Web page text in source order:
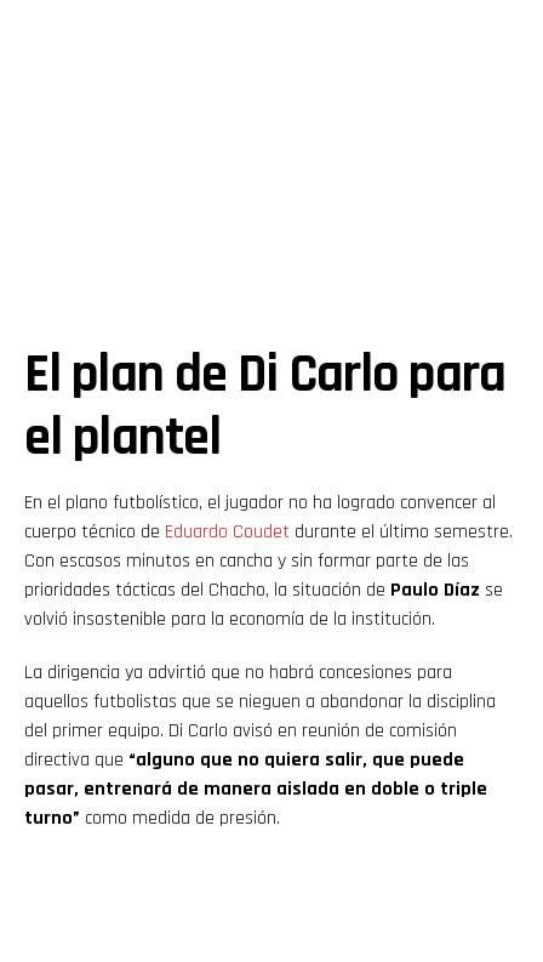
El plan de Di Carlo para
el plantel
En el plano futbolístico, el jugador no ha logrado convencer al
cuerpo técnico de Eduardo Coudet durante el último semestre.
Con escasos minutos en cancha y sin formar parte de las
prioridades tácticas del Chacho, la situación de Paulo Díaz se
volvió insostenible para la economía de la institución.
La dirigencia ya advirtió que no habrá concesiones para
aquellos futbolistas que se nieguen a abandonar la disciplina
del primer equipo. Di Carlo avisó en reunión de comisión
directiva que “alguno que no quiera salir, que puede
pasar, entrenará de manera aislada en doble o triple
turno” como medida de presión.